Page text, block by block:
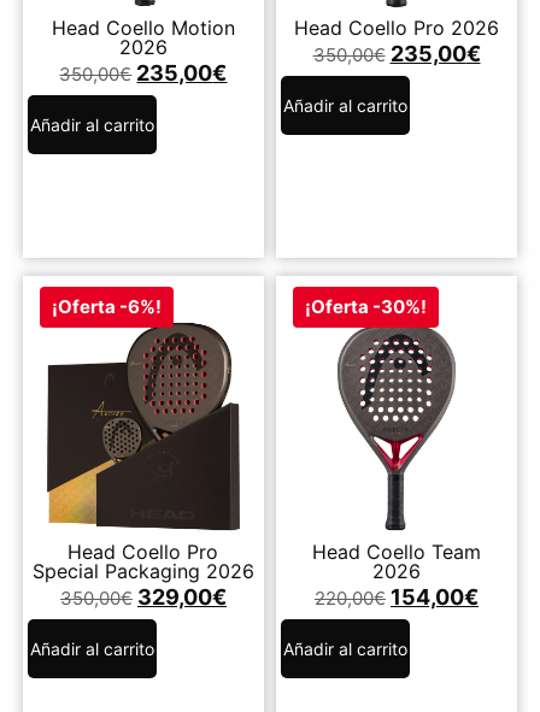
Head Coello Motion
2026
350,00€ 235,00€
Añadir al carrito
Head Coello Pro 2026
350,00€ 235,00€
Añadir al carrito
¡Oferta -6%!
Head Coello Pro
Special Packaging 2026
350,00€ 329,00€
Añadir al carrito
¡Oferta -30%!
Head Coello Team
2026
220,00€ 154,00€
Añadir al carrito